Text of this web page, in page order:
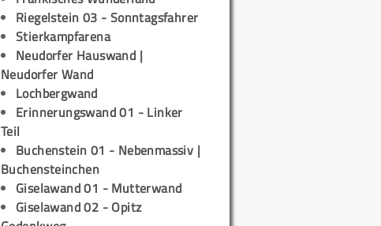
Riegelstein 03 - Sonntagsfahrer
Stierkampfarena
Neudorfer Hauswand |
Neudorfer Wand
Lochbergwand
Erinnerungswand 01 - Linker
Teil
Buchenstein 01 - Nebenmassiv |
Buchensteinchen
Giselawand 01 - Mutterwand
Giselawand 02 - Opitz